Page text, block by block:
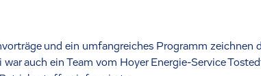
und ein umfangreiches Programm zeichnen
auch ein Team vom Hoyer Energie-Service